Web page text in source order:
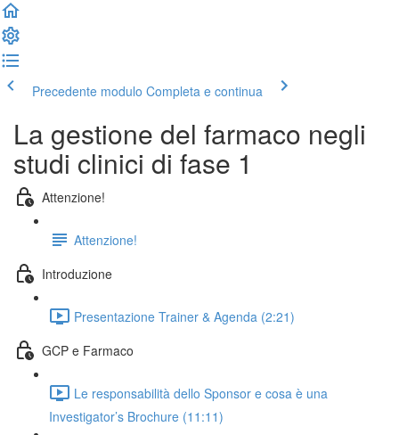
Precedente modulo Completa e continua
La gestione del farmaco negli
studi clinici di fase 1
Attenzione!
Attenzione!
Introduzione
Presentazione Trainer & Agenda (2:21)
GCP e Farmaco
Le responsabilità dello Sponsor e cosa è una
Investigator’s Brochure (11:11)